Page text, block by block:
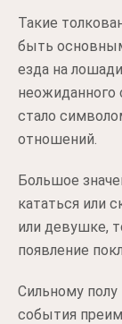
Такие
быть
езда на
неожиданного
стало
отношений.
Большое
кататься или
или девушке,
появление
Сильному
события